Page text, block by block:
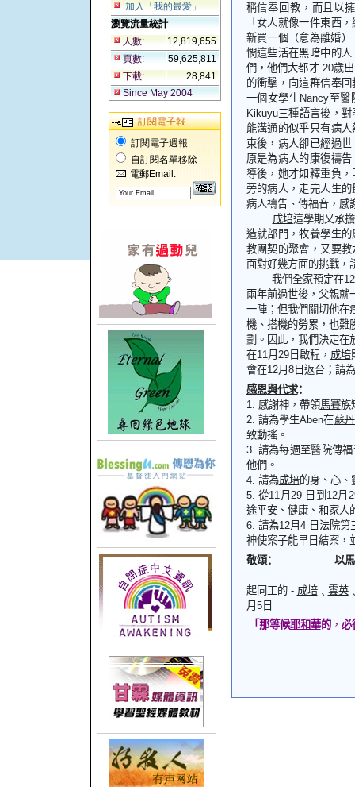
加入「我的最愛」
瀏覽流量統計
人數:
12,819,655
頁數:
59,625,811
下載:
28,841
Since May 2004
訂閱電子報
訂閱電子週報
自訂閱名單移除
電郵Email:
稱信奉回教，而且以
「 女人就像一件東西
新買一個（意為離婚
憫這些活在黑暗中的
們，他們大都才20歲
的衝擊，向這群信奉
一個女學生 Nancy至醫
Kikuyu三種語言後，
能溝通的似乎只有病
束後，病人卻已經過
原是為病人的康復禱
導後，她才如釋重負
旁的病人，走完人生
病人禱告、傳福音，感
成培這學期又承
造就部門，牧養學生
教團契的聚會，又要
面對好幾方面的挑戰，
我們全家預定在12
兩年前過世後，父親就
一陣；但我們關切他在
機、搭機的勞累，也難
劃。因此，我們決定在
在11月 29日啟程， 成培
會在12月 8日返台；請
感恩與代求：
1. 感謝神，帶領馬賽族
2. 請為學生Aben在蘇丹
致動搖。
3. 請為每週至醫院傳
他們。
4. 請為成培的身、心、
5. 從11月 29 日到 12月
途平安、健康、和家人
6. 請為12月 4 日法院第
神使案子能早日結案，
敬頌： 以
起同工的 - 成培﹑ 雲英
月 5日
「那等候耶和華的， 必